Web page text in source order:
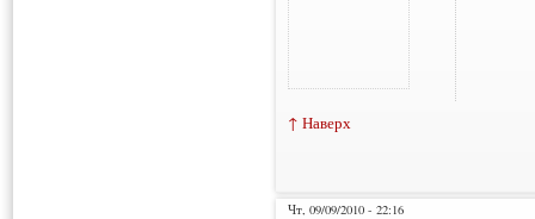
↑ Наверх
Чт, 09/09/2010 - 22:16